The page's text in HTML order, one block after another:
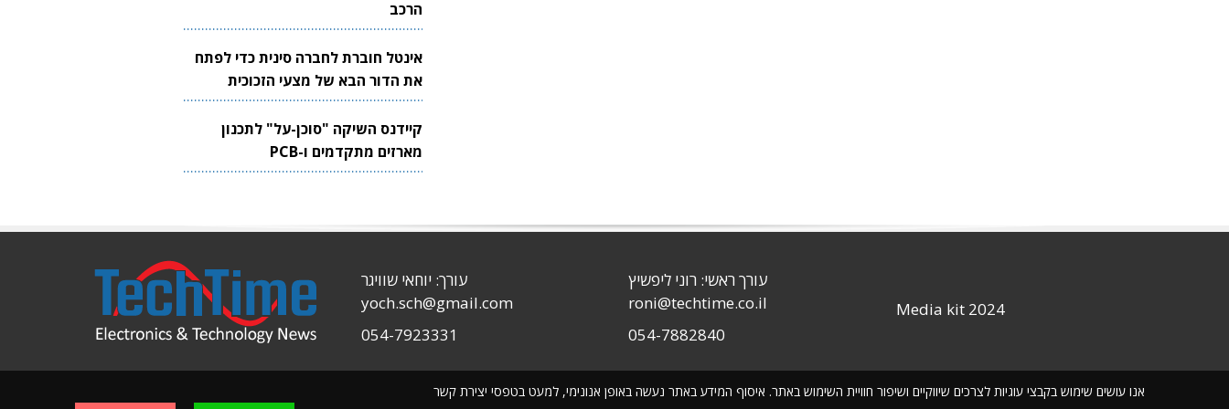
הרכב
אינטל חוברת לחברה סינית כדי לפתח
את הדור הבא של מצעי הזכוכית
לשבבים
קיידנס השיקה "סוכן-על" לתכנון
מארזים מתקדמים ו-PCB
אנו עושים שימוש בקבצי עוגיות לצרכים שיווקיים ושיפור חוויית השימוש באתר. איסוף המידע באתר נעשה באופן אנונימי, למעט בטפסי יצירת קשר
Media kit 2024
עורך ראשי: רוני ליפשיץ
roni@techtime.co.il
054-7882840
עורך: יוחאי שוויגר
yoch.sch@gmail.com
054-7923331